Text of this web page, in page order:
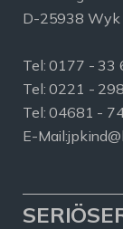
D-25938 Wyk
Tel:0177 - 33
Tel: 0221 -
Tel: 04681 -
E-Mail: